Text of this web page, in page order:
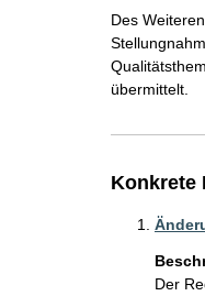
Des
übermittelt.
Konkrete
Der